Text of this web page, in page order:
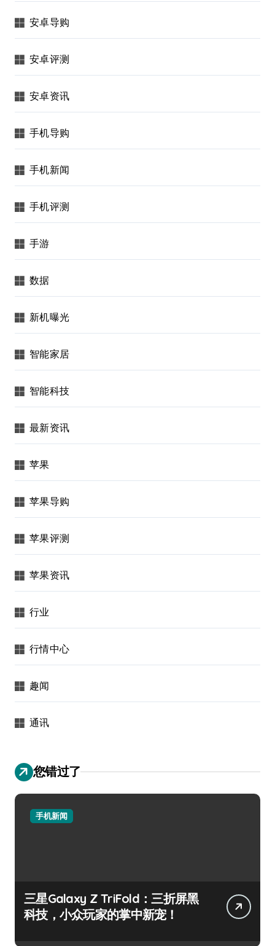
安卓导购
安卓评测
安卓资讯
手机导购
手机新闻
手机评测
手游
数据
新机曝光
智能家居
智能科技
最新资讯
苹果
苹果导购
苹果评测
苹果资讯
行业
行情中心
趣闻
通讯
您错过了
手机新闻
三星Galaxy Z TriFold：三折屏黑
科技，小众玩家的掌中新宠！